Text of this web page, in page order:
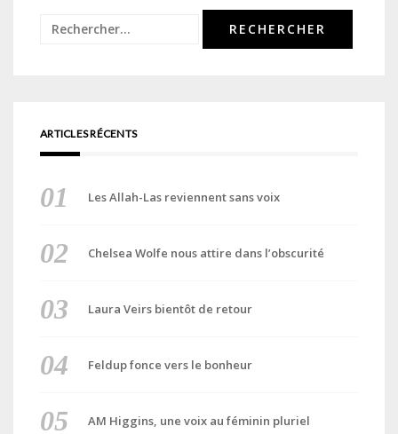
Rechercher :
ARTICLES RÉCENTS
Les Allah-Las reviennent sans voix
Chelsea Wolfe nous attire dans l’obscurité
Laura Veirs bientôt de retour
Feldup fonce vers le bonheur
AM Higgins, une voix au féminin pluriel